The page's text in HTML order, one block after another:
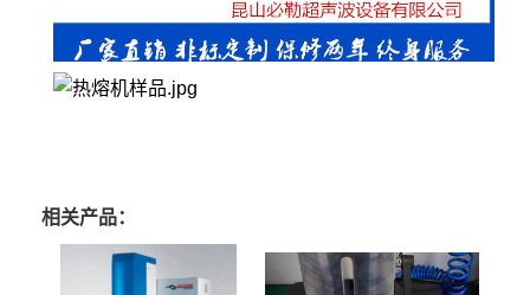
相关产品：